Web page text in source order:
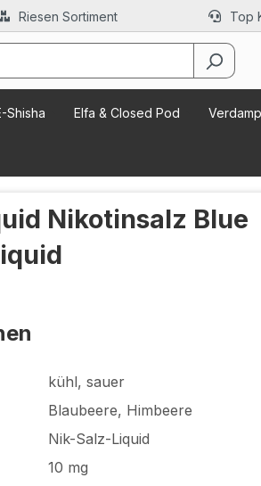
Riesen Sortiment Top
Shisha Elfa & Closed Pod
Nikotinsalz Blue
kühl, sauer
Blaubeere, Himbeere
Nik-Salz-Liquid
10 mg